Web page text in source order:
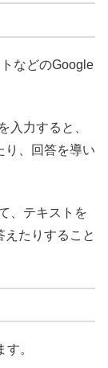
などのGoogle
入力すると、
り、回答を導い
、テキストを
たりすること
。